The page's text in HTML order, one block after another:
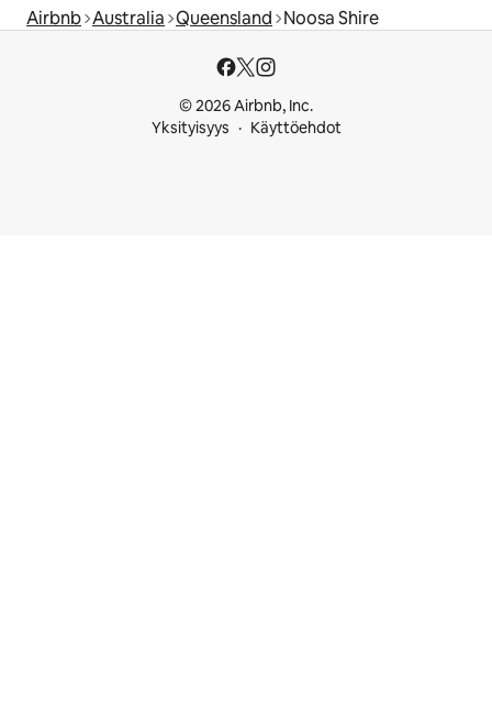
Airbnb Australia Queensland Noosa Shire
© 2026 Airbnb, Inc.
Yksityisyys
Käyttöehdot